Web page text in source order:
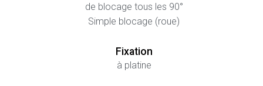
de blocage tous les 90°
Simple blocage (roue)
Fixation
à platine